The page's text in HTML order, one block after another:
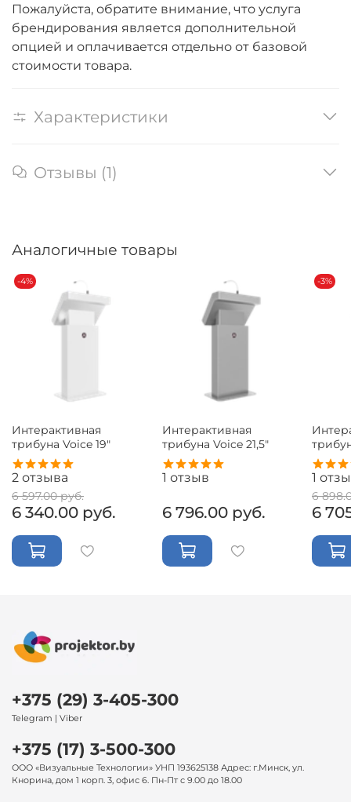
Пожалуйста, обратите внимание, что услуга
брендирования является дополнительной
опцией и оплачивается отдельно от базовой
стоимости товара.
Характеристики
Отзывы (1)
Аналогичные товары
-4%
Интерактивная
трибуна Voice 19"
2 отзыва
6 597.00 руб.
6 340.00 руб.
Интерактивная
трибуна Voice 21,5"
1 отзыв
6 796.00 руб.
-3%
1
6
6
+375 (29) 3-405-300
Telegram | Viber
+375 (17) 3-500-300
ООО «Визуальные Технологии» УНП 193625138 Адрес: г.Минск, ул.
Кнорина, дом 1 корп. 3, офис 6. Пн-Пт с 9.00 до 18.00